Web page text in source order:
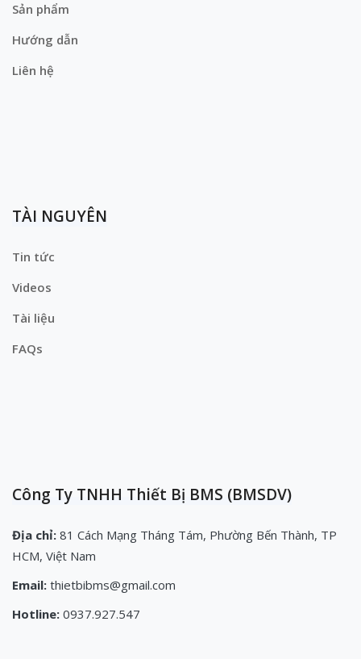
Sản phẩm
Hướng dẫn
Liên hệ
TÀI NGUYÊN
Tin tức
Videos
Tài liệu
FAQs
Công Ty TNHH Thiết Bị BMS (BMSDV)
Địa chỉ: 81 Cách Mạng Tháng Tám, Phường Bến Thành, TP
HCM, Việt Nam
Email: thietbibms@gmail.com
Hotline: 0937.927.547